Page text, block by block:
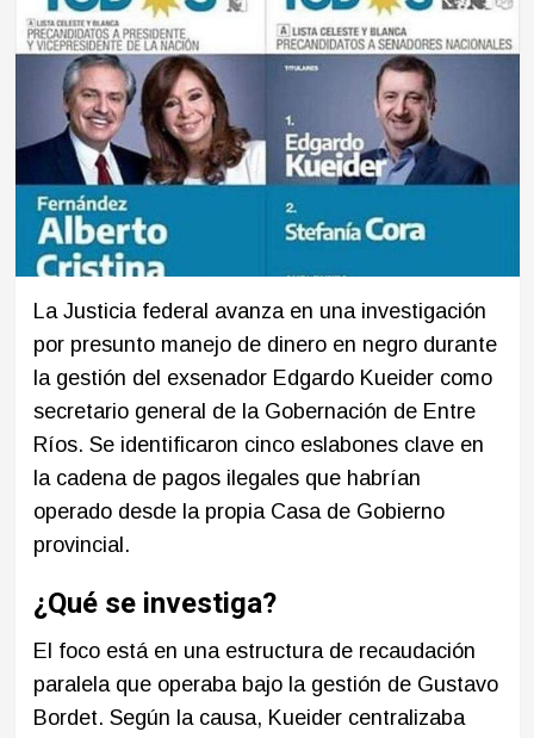
La Justicia federal avanza en una investigación
por presunto manejo de dinero en negro durante
la gestión del exsenador Edgardo Kueider como
secretario general de la Gobernación de Entre
Ríos. Se identificaron cinco eslabones clave en
la cadena de pagos ilegales que habrían
operado desde la propia Casa de Gobierno
provincial.
¿Qué se investiga?
El foco está en una estructura de recaudación
paralela que operaba bajo la gestión de Gustavo
Bordet. Según la causa, Kueider centralizaba